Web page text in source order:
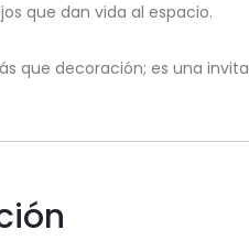
que dan vida al espacio.
que decoración; es una